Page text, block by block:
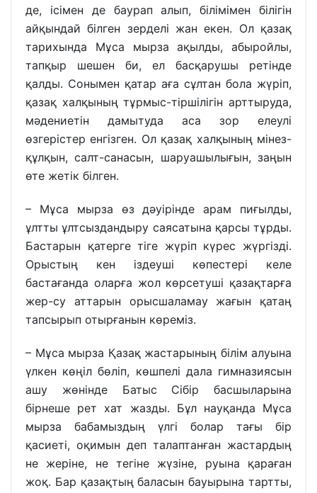
де, ісімен де баурап алып, білімімен білігін
айқындай білген зерделі жан екен. Ол қазақ
тарихында Мұса мырза ақылды, абыройлы,
тапқыр шешен би, ел басқарушы ретінде
қалды. Сонымен қатар аға сұлтан бола жүріп,
қазақ халқының тұрмыс-тіршілігін арттыруда,
мәдениетін дамытуда аса зор елеулі
өзгерістер енгізген. Ол қазақ халқының мінез-
құлқын, салт-санасын, шаруашылығын, заңын
өте жетік білген.
– Мұса мырза өз дәуірінде арам пиғылды,
ұлтты ұлтсыздандыру саясатына қарсы тұрды.
Бастарын қатерге тіге жүріп күрес жүргізді.
Орыстың кен іздеуші көпестері келе
бастағанда оларға жол көрсетуші қазақтарға
жер-су аттарын орысшаламау жағын қатаң
тапсырып отырғанын көреміз.
– Мұса мырза Қазақ жастарының білім алуына
үлкен көңіл бөліп, көшпелі дала гимназиясын
ашу жөнінде Батыс Сібір басшыларына
бірнеше рет хат жазды. Бұл науқанда Мұса
мырза бабамыздың үлгі болар тағы бір
қасиеті, оқимын деп талаптанған жастардың
не жеріне, не тегіне жүзіне, руына қараған
жоқ. Бар қазақтың баласын бауырына тартты,